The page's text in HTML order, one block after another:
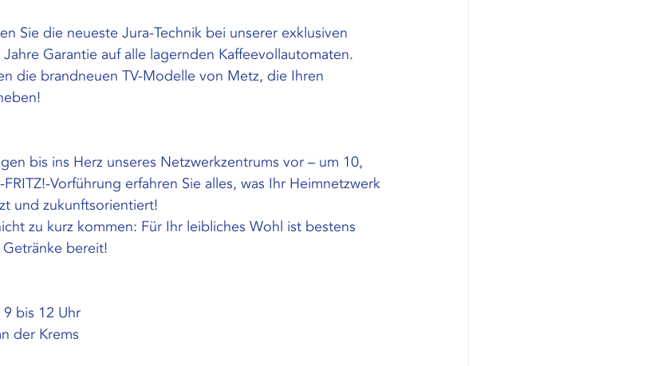
Sie die neueste Jura-Technik bei unserer exklusiven
Garantie auf alle lagernden Kaffeevollautomaten.
die brandneuen TV-Modelle von Metz, die Ihren
bis ins Herz unseres Netzwerkzentrums vor – um 10,
Vorführung erfahren Sie alles, was Ihr Heimnetzwerk
und zukunftsorientiert!
zu kurz kommen: Für Ihr leibliches Wohl ist bestens
bereit!
bis 12 Uhr
der Krems